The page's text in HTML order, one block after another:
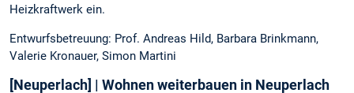
Heizkraftwerk ein.
Entwurfsbetreuung: Prof. Andreas Hild, Barbara Brinkmann,
Valerie Kronauer, Simon Martini
[Neuperlach] | Wohnen weiterbauen in Neuperlach